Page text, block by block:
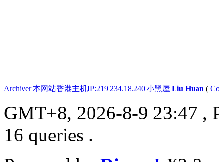
Archiver|本网站香港主机IP:219.234.18.240|小黑屋|Liu Huan (
GMT+8, 2026-8-9 23:47 ,
16 queries .